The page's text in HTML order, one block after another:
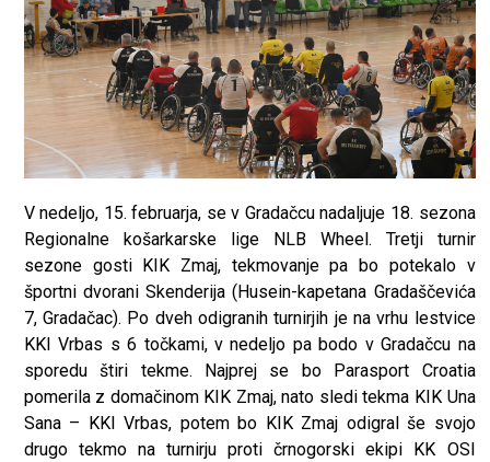
V nedeljo, 15. februarja, se v Gradačcu nadaljuje 18. sezona
Regionalne košarkarske lige NLB Wheel. Tretji turnir
sezone gosti KIK Zmaj, tekmovanje pa bo potekalo v
športni dvorani Skenderija (Husein-kapetana Gradaščevića
7, Gradačac). Po dveh odigranih turnirjih je na vrhu lestvice
KKI Vrbas s 6 točkami, v nedeljo pa bodo v Gradačcu na
sporedu štiri tekme. Najprej se bo Parasport Croatia
pomerila z domačinom KIK Zmaj, nato sledi tekma KIK Una
Sana – KKI Vrbas, potem bo KIK Zmaj odigral še svojo
drugo tekmo na turnirju proti črnogorski ekipi KK OSI